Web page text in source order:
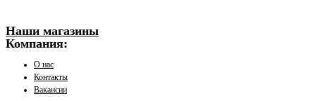
Наши магазины
Компания:
О нас
Контакты
Вакансии